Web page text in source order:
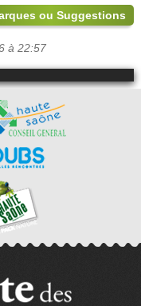
ou Suggestions
à 22:57